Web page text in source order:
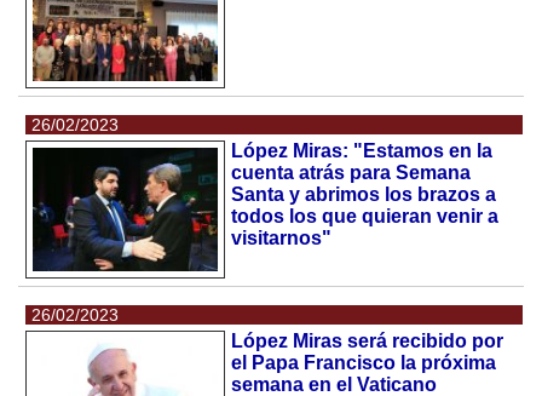
26/02/2023
López Miras: "Estamos en la
cuenta atrás para Semana
Santa y abrimos los brazos a
todos los que quieran venir a
visitarnos"
26/02/2023
López Miras será recibido por
el Papa Francisco la próxima
semana en el Vaticano